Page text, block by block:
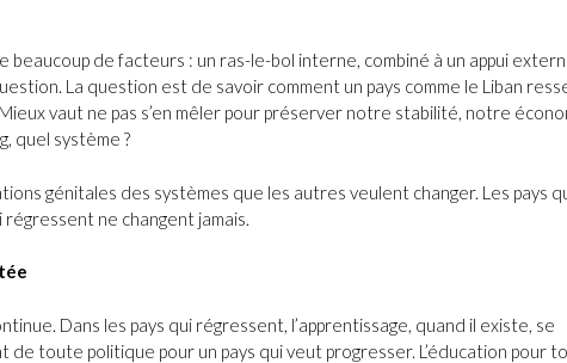
de facteurs : un ras-le-bol interne, combiné à un appui
La question est de savoir comment un pays comme le Liban
vaut ne pas s’en mêler pour préserver notre stabilité, notre
quel système ?
génitales des systèmes que les autres veulent changer. Les pays
ne changent jamais.
Dans les pays qui régressent, l’apprentissage, quand il existe, se
de toute politique pour un pays qui veut progresser. L’éducation pour